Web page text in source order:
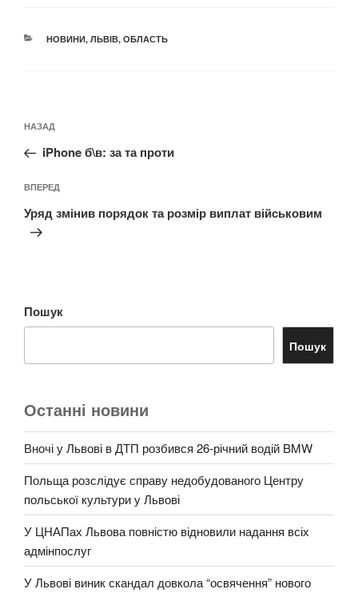
КАТЕГОРІЇ
НОВИНИ, ЛЬВІВ, ОБЛАСТЬ
записів
Попередній
запис:
НАЗАД
iPhone б\в: за та проти
Наступний
запис
ВПЕРЕД
Уряд змінив порядок та розмір виплат військовим
Пошук
Пошук
Останні новини
Вночі у Львові в ДТП розбився 26-річний водій BMW
Польща розслідує справу недобудованого Центру
польської культури у Львові
У ЦНАПах Львова повністю відновили надання всіх
адмінпослуг
У Львові виник скандал довкола “освячення” нового